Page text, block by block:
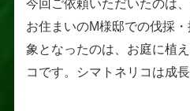
今回ご依頼いただいたのは
お住まいのM様邸での伐採
象となったのは、お庭に植
コです。シマトネリコは成